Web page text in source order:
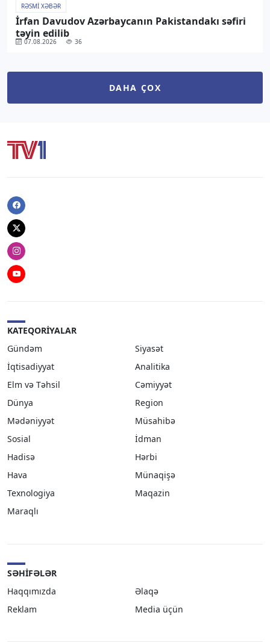
RƏSMI XƏBƏR
İrfan Davudov Azərbaycanın Pakistandakı səfiri
təyin edilib
07.08.2026 36
DAHA ÇOX
Facebook
Twitter
Instagram
Youtube
KATEQORIYALAR
Gündəm
Siyasət
İqtisadiyyat
Analitika
Elm və Təhsil
Cəmiyyət
Dünya
Region
Mədəniyyət
Müsahibə
Sosial
İdman
Hadisə
Hərbi
Hava
Münaqişə
Texnologiya
Maqazin
Maraqlı
SƏHIFƏLƏR
Haqqımızda
Əlaqə
Reklam
Media üçün